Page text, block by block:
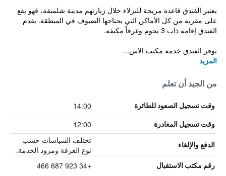
يعتبر الفندق قاعدة مريحة للنزلاء خلال زيارتهم مدينة شلمنقة، فهو يقع
على مقربة من كل الأماكن التي يحتاجها الضيوف في المنطقة. يقدم
الفندق إقامة ذات 3 نجوم وغرفاً مكيفة.
يوفر الفندق خدمة مكتب الاس...
المزيد
من الجيد أن تعلم
وقت تسجيل الصعود للطائرة 14:00
وقت تسجيل المغادرة 12:00
الدفع والإلغاء
تختلف السياسات حسب
نوع الغرفة ومزود الخدمة.
رقم مكتب الاستقبال +34 923 687 466